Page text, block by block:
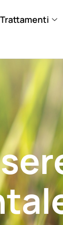
Trattamenti